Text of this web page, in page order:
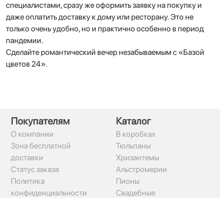
специалистами, сразу же оформить заявку на покупку и
даже оплатить доставку к дому или ресторану. Это не
только очень удобно, но и практично особенно в период
пандемии.
Сделайте романтический вечер незабываемым с «Базой
цветов 24».
Покупателям
О компании
Зона бесплатной
доставки
Статус заказа
Политика
конфиденциальности
Каталог
В коробках
Тюльпаны
Хризантемы
Альстромерии
Пионы
Свадебные